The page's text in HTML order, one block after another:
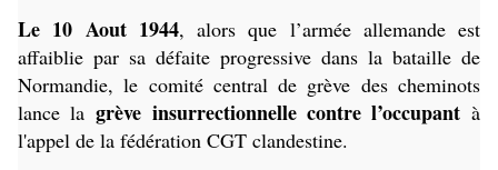
Le 10 Aout 1944, alors que l’armée allemande est
affaiblie par sa défaite progressive dans la bataille de
Normandie, le comité central de grève des cheminots
lance la grève insurrectionnelle contre l’occupant à
l'appel de la fédération CGT clandestine.